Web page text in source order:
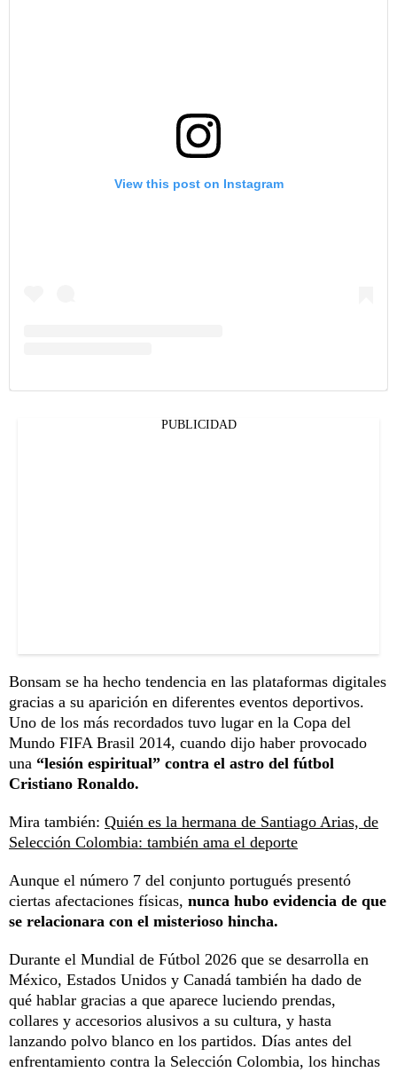
View this post on Instagram
PUBLICIDAD
Bonsam se ha hecho tendencia en las plataformas digitales
gracias a su aparición en diferentes eventos deportivos.
Uno de los más recordados tuvo lugar en la Copa del
Mundo FIFA Brasil 2014, cuando dijo haber provocado
una “lesión espiritual” contra el astro del fútbol
Cristiano Ronaldo.
Mira también: Quién es la hermana de Santiago Arias, de
Selección Colombia: también ama el deporte
Aunque el número 7 del conjunto portugués presentó
ciertas afectaciones físicas, nunca hubo evidencia de que
se relacionara con el misterioso hincha.
Durante el Mundial de Fútbol 2026 que se desarrolla en
México, Estados Unidos y Canadá también ha dado de
qué hablar gracias a que aparece luciendo prendas,
collares y accesorios alusivos a su cultura, y hasta
lanzando polvo blanco en los partidos. Días antes del
enfrentamiento contra la Selección Colombia, los hinchas